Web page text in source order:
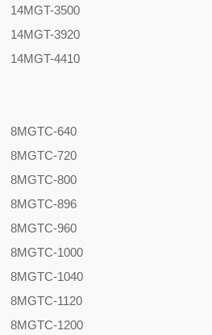
14MGT-3500
14MGT-3920
14MGT-4410
8MGTC-640
8MGTC-720
8MGTC-800
8MGTC-896
8MGTC-960
8MGTC-1000
8MGTC-1040
8MGTC-1120
8MGTC-1200